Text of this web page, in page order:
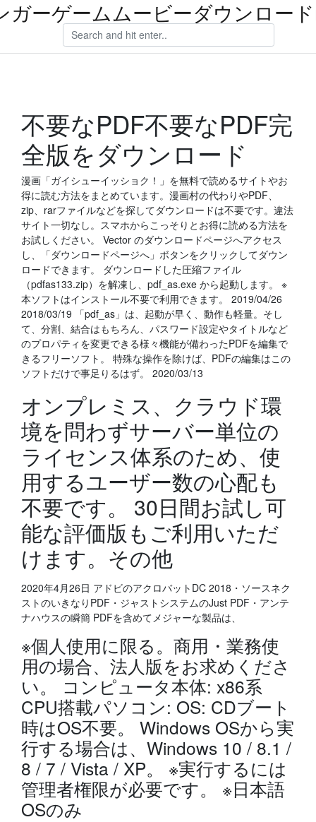
ガーゲームムービーダウンロー
不要なPDF不要なPDF完
全版をダウンロード
漫画「ガイシューイッショク！」を無料で読めるサイトやお
得に読む方法をまとめています。漫画村の代わりやPDF、
zip、rarファイルなどを探してダウンロードは不要です。違法
サイト一切なし。スマホからこっそりとお得に読める方法を
お試しください。 Vector のダウンロードページへアクセス
し、「ダウンロードページへ」ボタンをクリックしてダウン
ロードできます。 ダウンロードした圧縮ファイル
（pdfas133.zip）を解凍し、pdf_as.exe から起動します。 ※
本ソフトはインストール不要で利用できます。 2019/04/26
2018/03/19 「pdf_as」は、起動が早く、動作も軽量。そし
て、分割、結合はもちろん、パスワード設定やタイトルなど
のプロパティを変更できる様々機能が備わったPDFを編集で
きるフリーソフト。 特殊な操作を除けば、PDFの編集はこの
ソフトだけで事足りるはず。 2020/03/13
オンプレミス、クラウド環
境を問わずサーバー単位の
ライセンス体系のため、使
用するユーザー数の心配も
不要です。 30日間お試し可
能な評価版もご利用いただ
けます。その他
2020年4月26日 アドビのアクロバットDC 2018・ソースネク
ストのいきなりPDF・ジャストシステムのJust PDF・アンテ
ナハウスの瞬簡 PDFを含めてメジャーな製品は、
※個人使用に限る。商用・業務使
用の場合、法人版をお求めくださ
い。 コンピュータ本体: x86系
CPU搭載パソコン: OS: CDブート
時はOS不要。 Windows OSから実
行する場合は、Windows 10 / 8.1 /
8 / 7 / Vista / XP。 ※実行するには
管理者権限が必要です。 ※日本語
OSのみ